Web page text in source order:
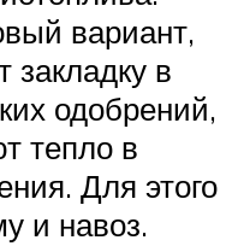
вариант,
закладку в
одобрений,
тепло в
Для этого
и навоз.